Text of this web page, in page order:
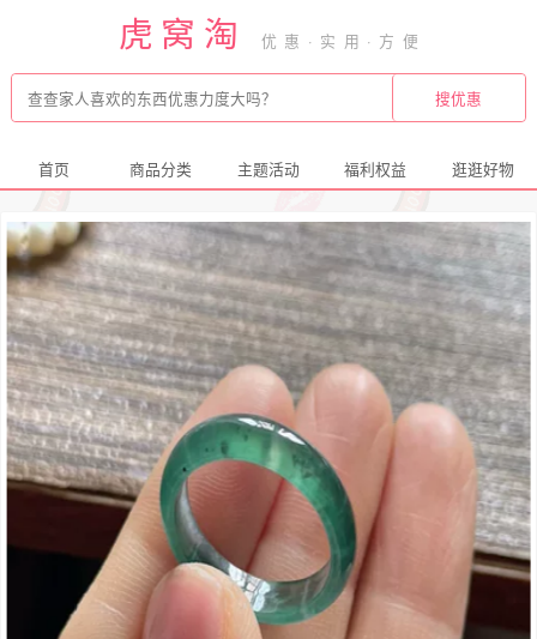
虎窝淘
首页 商品分类 主题活动 福利权益 逛逛好物